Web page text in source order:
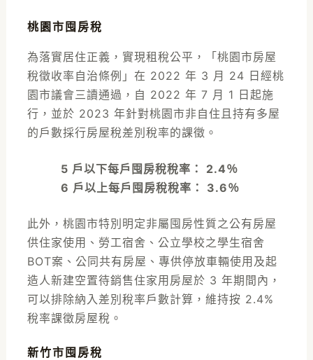
桃園市囤房稅
為落實居住正義，實現租稅公平，「桃園市房屋
稅徵收率自治條例」在 2022 年 3 月 24 日經桃
園市議會三讀通過，自 2022 年 7 月 1 日起施
行，並於 2023 年針對桃園市非自住且持有多屋
的戶數採行房屋稅差別稅率的課徵。
5 戶以下每戶囤房稅稅率： 2.4％
6 戶以上每戶囤房稅稅率： 3.6％
此外，桃園市特別明定非屬囤房性質之公有房屋
供住家使用、勞工宿舍、公立學校之學生宿舍
BOT案、公同共有房屋、專供停放車輛使用及起
造人新建空置待銷售住家用房屋於 3 年期間內，
可以排除納入差別稅率戶數計算，維持按 2.4%
稅率課徵房屋稅。
新竹市囤房稅